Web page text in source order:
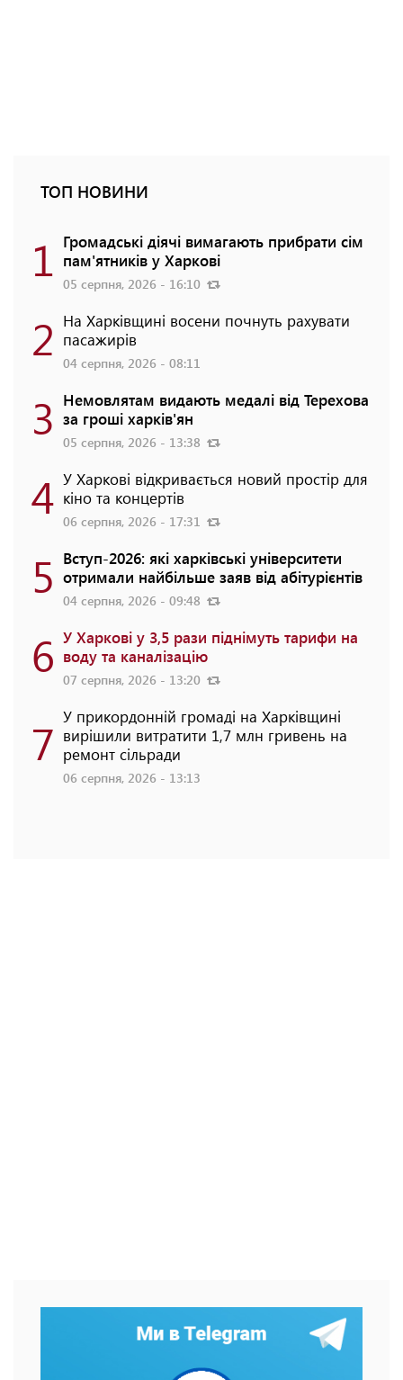
ТОП НОВИНИ
1 Громадські діячі вимагають прибрати сім
пам'ятників у Харкові
05 серпня, 2026 - 16:10
2 На Харківщині восени почнуть рахувати
пасажирів
04 серпня, 2026 - 08:11
3 Немовлятам видають медалі від Терехова
за гроші харків'ян
05 серпня, 2026 - 13:38
4 У Харкові відкривається новий простір для
кіно та концертів
06 серпня, 2026 - 17:31
5 Вступ-2026: які харківські університети
отримали найбільше заяв від абітурієнтів
04 серпня, 2026 - 09:48
6 У Харкові у 3,5 рази піднімуть тарифи на
воду та каналізацію
07 серпня, 2026 - 13:20
7 У прикордонній громаді на Харківщині
вирішили витратити 1,7 млн гривень на
ремонт сільради
06 серпня, 2026 - 13:13